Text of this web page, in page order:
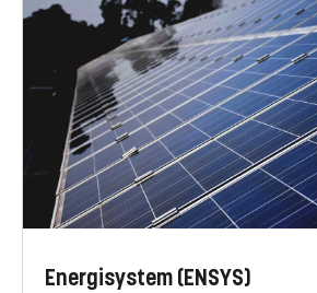
Energisystem (ENSYS)